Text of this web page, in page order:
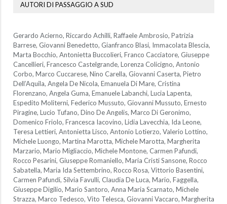
AUTORI DI PASSAGGIO A SUD
Gerardo Acierno, Riccardo Achilli, Raffaele Ambrosio, Patrizia
Barrese, Giovanni Benedetto, Gianfranco Blasi, Immacolata Blescia,
Marta Bocchio, Antonietta Buccolieri, Franco Cacciatore, Giuseppe
Cancellieri, Francesco Castelgrande, Lorenza Colicigno, Antonio
Corbo, Marco Cuccarese, Nino Carella, Giovanni Caserta, Pietro
Dell’Aquila, Angela De Nicola, Emanuela Di Mare, Cristina
Florenzano, Angela Guma, Emanuele Labanchi, Lucia Lapenta,
Espedito Moliterni, Federico Mussuto, Giovanni Mussuto, Ernesto
Piragine, Lucio Tufano, Dino De Angelis, Marco Di Geronimo,
Domenico Friolo, Francesca Iacovino, Lidia Lavecchia, Ida Leone,
Teresa Lettieri, Antonietta Lisco, Antonio Lotierzo, Valerio Lottino,
Michele Luongo, Martina Marotta, Michele Marotta, Margherita
Marzario, Mario Migliaccio, Michele Montone, Carmen Pafundi,
Rocco Pesarini, Giuseppe Romaniello, Maria Cristi Sansone, Rocco
Sabatella, Maria Ida Settembrino, Rocco Rosa, Vittorio Basentini,
Carmen Pafundi, Silvia Favulli, Claudia De Luca, Mario, Faggella,
Giuseppe Digilio, Mario Santoro, Anna Maria Scarnato, Michele
Strazza, Marco Tedesco, Vito Telesca, Giovanni Vaccaro, Margherita